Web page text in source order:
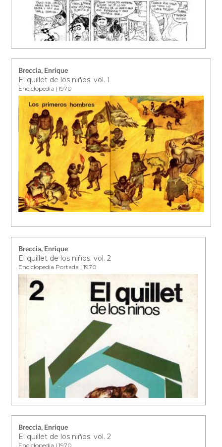
Breccia, Enrique
El quillet de los niños. vol. 1
Enciclopedia | 1970
Breccia, Enrique
El quillet de los niños. vol. 2
Enciclopedia Portada | 1970
Breccia, Enrique
El quillet de los niños. vol. 2
Enciclopedia | 1970